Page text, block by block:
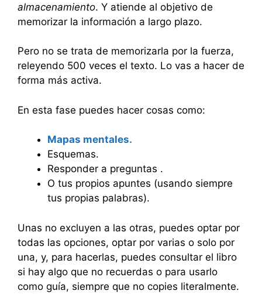
almacenamiento. Y atiende al objetivo de
memorizar la información a largo plazo.
Pero no se trata de memorizarla por la fuerza,
releyendo 500 veces el texto. Lo vas a hacer de
forma más activa.
En esta fase puedes hacer cosas como:
Mapas mentales.
Esquemas.
Responder a preguntas .
O tus propios apuntes (usando siempre
tus propias palabras).
Unas no excluyen a las otras, puedes optar por
todas las opciones, optar por varias o solo por
una, y, para hacerlas, puedes consultar el libro
si hay algo que no recuerdas o para usarlo
como guía, siempre que no copies literalmente.